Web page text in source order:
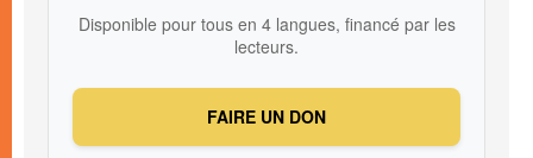
Disponible pour tous en 4 langues, financé par les
lecteurs.
FAIRE UN DON